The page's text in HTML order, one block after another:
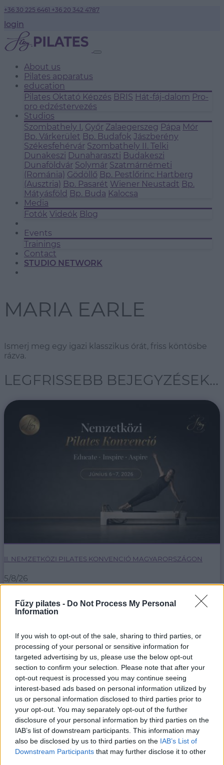
Fűzy pilates - Do Not Process My Personal
Information
If you wish to opt-out of the sale, sharing to third parties, or
processing of your personal or sensitive information for
targeted advertising by us, please use the below opt-out
section to confirm your selection. Please note that after your
opt-out request is processed you may continue seeing
interest-based ads based on personal information utilized by
us or personal information disclosed to third parties prior to
your opt-out. You may separately opt-out of the further
disclosure of your personal information by third parties on the
IAB’s list of downstream participants. This information may
also be disclosed by us to third parties on the IAB’s List of
Downstream Participants that may further disclose it to other
+36 30 225 6461 +36 20 342 4787
login
About us
Pilates apparatus
education
Pilates Oktató Képzés BRIS Hát-fáj-dalom Pro-
pro edzéstervezés
Studios
Szombathely I. Győr Zalaegerszeg Pápa Mór
Bp. Várkerület Bp. Budafok Jászberény
Székesfehérvár Szombathely II. Telki
Dunakeszi Dunaharaszti Budakeszi
Dunaföldvár Solymár Szatmárnémeti
(Románia) Gödöllő Bp. Pestlőrinc Hartberg
(Ausztria) Bp. Pasarét Wiener Neustadt Bp.
Mátyásföld Bp. Buda Kalocsa
Media
Fotók Videók Blog
Events
Trainings
Contact
STUDIO NETWORK
MARIA EARLE
Ismerj meg egy igazi klasszikus órát, friss köntösbe
rázva.
LEGFRISSEBB BEJEGYZÉSEK...
II. NEMZETKÖZI PILATES KONVENCIÓ MAGYARORSZÁGON
5/8/26
tanulhatsz, inspirálódhatsz első kézből.